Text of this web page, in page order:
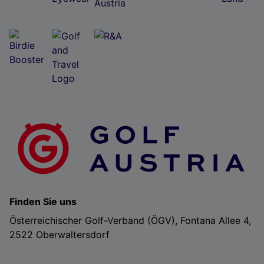
Finden Sie uns
Österreichischer Golf-Verband (ÖGV), Fontana Allee 4,
2522 Oberwaltersdorf
aktiv abfragen. Speichern von oder Zugriff auf Informationen auf einem
Endgerät. Personalisierte Werbung und Inhalte, Messung von Werbeleistung
und der Performance von Inhalten, Zielgruppenforschung sowie Entwicklung
und Verbesserung von Angeboten.
Liste der Partner (Lieferanten)